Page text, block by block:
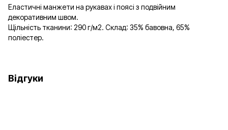
Еластичні манжети на рукавах і поясі з подвійним
декоративним швом.
Щільність тканини: 290 г/м2. Склад: 35% бавовна, 65%
поліестер.
Відгуки